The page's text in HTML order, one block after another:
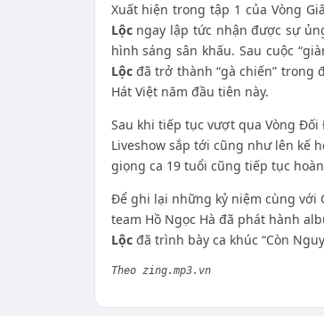
Xuất hiện trong tập 1 của Vòng
Lộcngay lập tức nhận được sự
hình sáng sân khấu. Sau cuộc
Lộcđã trở thành “gà chiến” trong
Hát Việt năm đầu tiên này.
Sau khi tiếp tục vượt qua Vòng
Liveshow sắp tới cũng như lên kế
giọng ca 19 tuổi cũng tiếp tục
Để ghi lại những kỷ niệm cùng với
team Hồ Ngọc Hà đã phát hành
Lộcđã trình bày ca khúc “Còn
Theo zing.mp3.vn